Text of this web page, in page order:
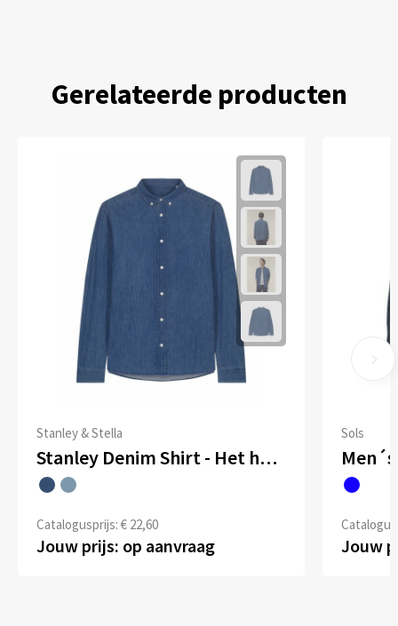
Gerelateerde producten
Stanley & Stella
Stanley Denim Shirt - Het heren overhemd van denim
Catalogusprijs: € 22,60
Jouw prijs: op aanvraag
Sols
Jouw